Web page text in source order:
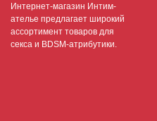
Интернет-магазин Интим-
ателье предлагает широкий
ассортимент товаров для
секса и BDSM-атрибутики.